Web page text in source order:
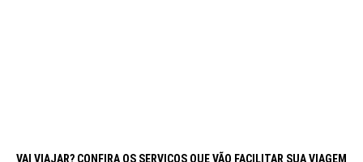
VAI VIAJAR? CONFIRA OS SERVIÇOS QUE VÃO FACILITAR SUA VIAGEM